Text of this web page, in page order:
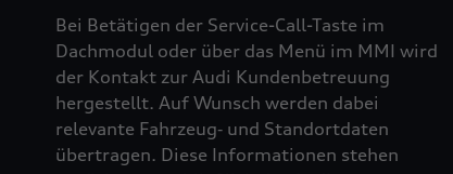
Bei Betätigen der Service-Call-Taste im
Dachmodul oder über das Menü im MMI wird
der Kontakt zur Audi Kundenbetreuung
hergestellt. Auf Wunsch werden dabei
relevante Fahrzeug‑ und Standortdaten
übertragen. Diese Informationen stehen